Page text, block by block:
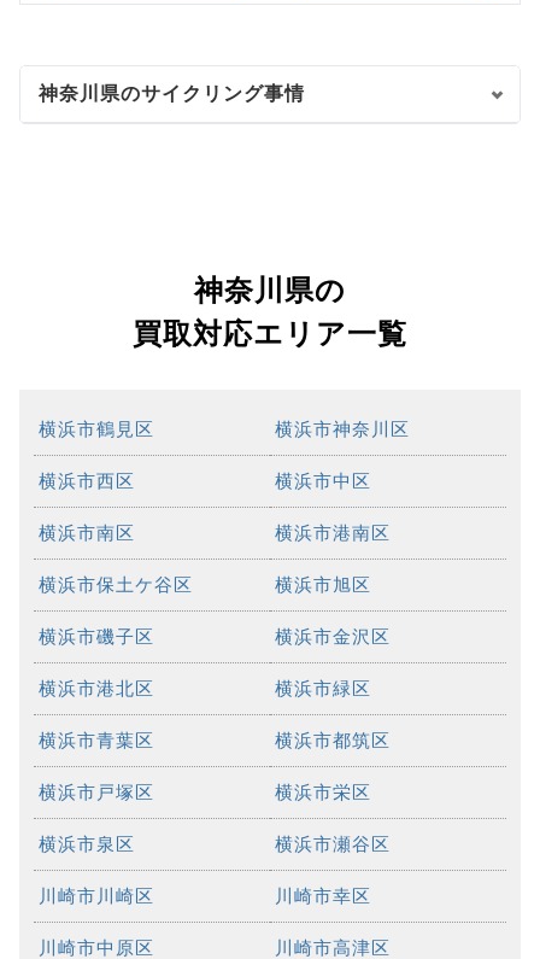
神奈川県のサイクリング事情
神奈川県の
買取対応エリア一覧
横浜市鶴見区 横浜市神奈川区
横浜市西区 横浜市中区
横浜市南区 横浜市港南区
横浜市保土ケ谷区 横浜市旭区
横浜市磯子区 横浜市金沢区
横浜市港北区 横浜市緑区
横浜市青葉区 横浜市都筑区
横浜市戸塚区 横浜市栄区
横浜市泉区 横浜市瀬谷区
川崎市川崎区 川崎市幸区
川崎市中原区 川崎市高津区